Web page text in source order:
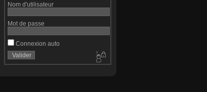
Nom d'utilisateur
Mot de passe
Connexion auto